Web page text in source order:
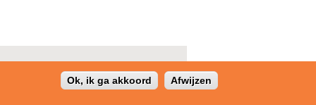
Ok, ik ga akkoord Afwijzen